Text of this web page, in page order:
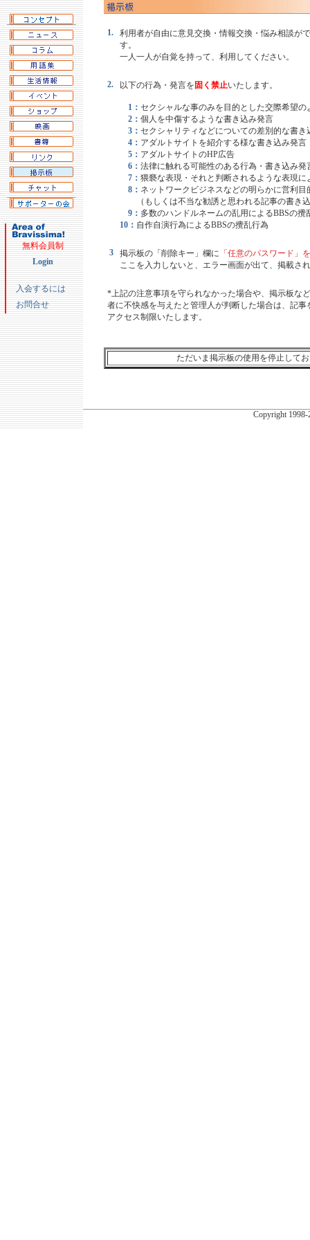
無料会員制
Login
入会するには
お問合せ
1.
利用者が自由に意見交換・情報交換・悩み相談が
す。
一人一人が自覚を持って、利用してください。
2. 以下の行為・発言を 固く禁止いたします。
1： セクシャルな事のみを目的とした交際希望の
2： 個人を中傷するような書き込み発言
3： セクシャリティなどについての差別的な書き
4： アダルトサイトを紹介する様な書き込み発言
5： アダルトサイトのHP広告
6： 法律に触れる可能性のある行為・書き込み発
7： 猥褻な表現・それと判断されるような表現に
8： ネットワークビジネスなどの明らかに営利
（もしくは不当な勧誘と思われる記事の書き
9： 多数のハンドルネームの乱用によるBBSの攪
10： 自作自演行為によるBBSの攪乱行為
3 掲示板の「削除キー」欄に 「任意のパスワード」
ここを入力しないと、エラー画面が出て、掲載さ
*上記の注意事項を守られなかった場合や、掲示板な
者に不快感を与えたと管理人が判断した場合は、記
アクセス制限いたします。
ただいま掲示板の使用を停止して
Copyright